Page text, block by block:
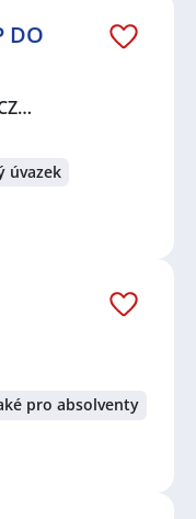
DO
úvazek
pro absolventy